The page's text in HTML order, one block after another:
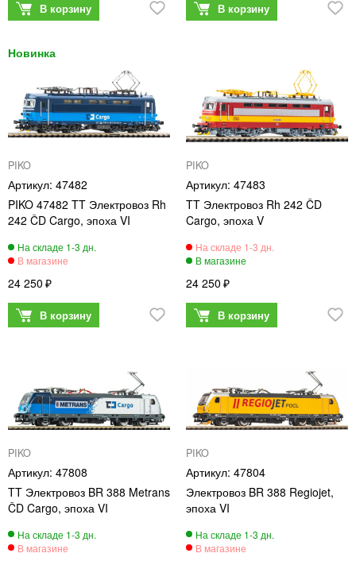
PIKO
47482
PIKO 47482 TT Электровоз Rh
242 ČD Cargo, эпоха VI
24 250
PIKO
47483
TT Электровоз Rh 242 ČD
Cargo, эпоха V
24 250
PIKO
47808
TT Электровоз BR 388 Metrans
ČD Cargo, эпоха VI
PIKO
47804
Электровоз BR 388 Regiojet,
эпоха VI